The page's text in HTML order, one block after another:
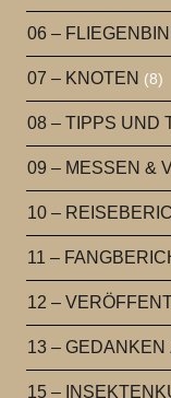
06 –
07 – KNOTEN (8)
08 – TIPPS UND
09 – MESSEN &
10 –
11 –
12 –
13 – GEDANKEN
15 –